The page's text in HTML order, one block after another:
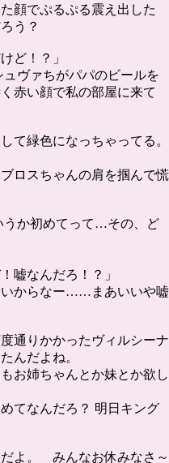
顔でぷるぷる震え出した
う？
ど！？」
ュヴァちがパパのビールを
赤い顔で私の部屋に来て
て緑色になっちゃってる。
ロスちゃんの肩を掴んで慌
うか初めてって…その、ど
嘘なんだろ！？」
いからなー……まあいいや嘘
通りかかったヴィルシーナ
んだよね。
お姉ちゃんとか妹とか欲し
てなんだろ？ 明日キング
よ。 みんなお休みなさ～